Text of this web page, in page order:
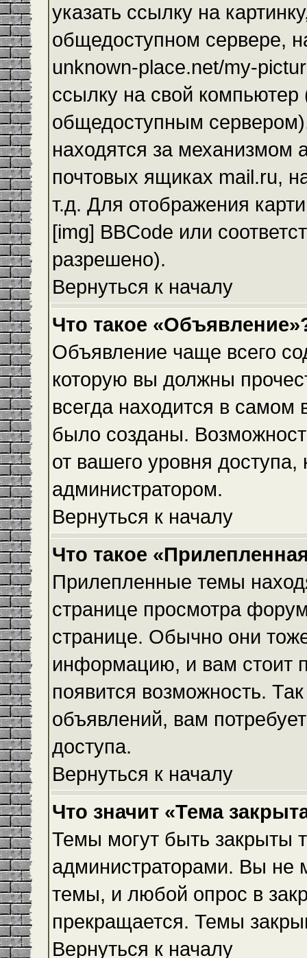
указать ссылку на
общедоступном сервере,
unknown-place.net/my-
ссылку на свой компьютер
общедоступным
находятся за механизмом
почтовых ящиках mail.ru,
т.д. Для отображения
[img] BBCode или
разрешено).
Вернуться к началу
Что такое
Объявление чаще всего
которую вы должны
всегда находится в
было созданы.
от вашего уровня
администратором.
Вернуться к началу
Что такое
Прилепленные темы
странице просмотра
странице. Обычно они
информацию, и вам стоит
появится возможность.
объявлений, вам
доступа.
Вернуться к началу
Что значит «Тема
Темы могут быть закрыты
администраторами. Вы не
темы, и любой опрос в
прекращается. Темы
Вернуться к началу